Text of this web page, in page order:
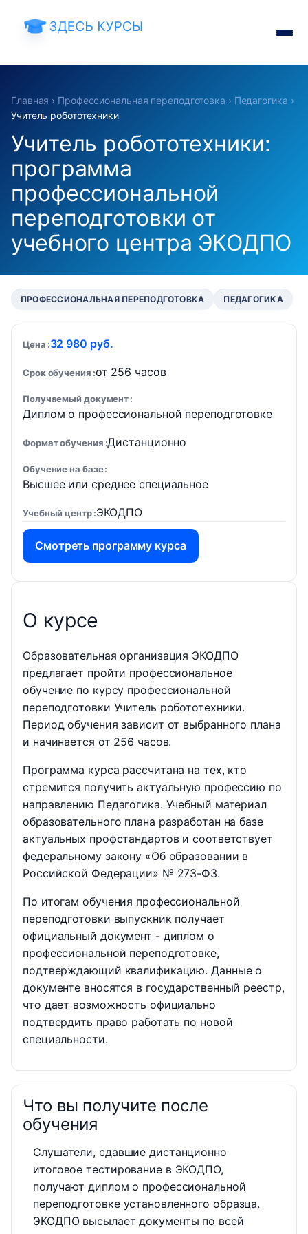
Главная › Профессиональная переподготовка › Педагогика ›
Учитель робототехники
Учитель робототехники:
программа
профессиональной
переподготовки от
учебного центра ЭКОДПО
ПРОФЕССИОНАЛЬНАЯ ПЕРЕПОДГОТОВКА ПЕДАГОГИКА
Цена 32 980 руб.
Срок обучения от 256 часов
Получаемый документ
Диплом о профессиональной переподготовке
Формат обучения Дистанционно
Обучение на базе
Высшее или среднее специальное
Учебный центр ЭКОДПО
Смотреть программу курса
О курсе
Образовательная организация ЭКОДПО
предлагает пройти профессиональное
обучение по курсу профессиональной
переподготовки Учитель робототехники.
Период обучения зависит от выбранного плана
и начинается от 256 часов.
Программа курса рассчитана на тех, кто
стремится получить актуальную профессию по
направлению Педагогика. Учебный материал
образовательного плана разработан на базе
актуальных профстандартов и соответствует
федеральному закону «Об образовании в
Российской Федерации» № 273-ФЗ.
По итогам обучения профессиональной
переподготовки выпускник получает
официальный документ - диплом о
профессиональной переподготовке,
подтверждающий квалификацию. Данные о
документе вносятся в государственный реестр,
что дает возможность официально
подтвердить право работать по новой
специальности.
Что вы получите после
обучения
Слушатели, сдавшие дистанционно
итоговое тестирование в ЭКОДПО,
получают диплом о профессиональной
переподготовке установленного образца.
ЭКОДПО высылает документы по всей